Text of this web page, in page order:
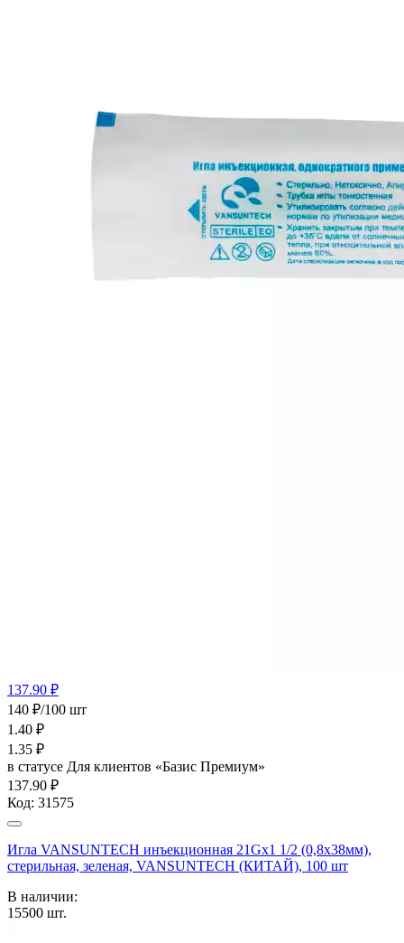
137.90 ₽
140 ₽/100 шт
1.40 ₽
1.35 ₽
в статусе Для клиентов «Базис Премиум»
137.90 ₽
Код: 31575
Игла VANSUNTECH инъекционная 21Gх1 1/2 (0,8х38мм),
стерильная, зеленая, VANSUNTECH (КИТАЙ), 100 шт
В наличии:
15500 шт.